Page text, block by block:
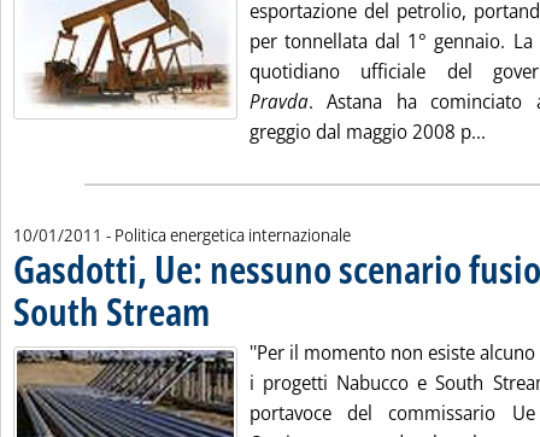
esportazione del petrolio,
per tonnellata dal 1° gennaio.
quotidiano ufficiale del
Pravda. Astana ha cominciato
greggio dal maggio 2008 p...
10/01/2011 - Politica energetica internazionale
Gasdotti, Ue: nessuno scenario
South Stream
''Per il momento non esiste
i progetti Nabucco e South
portavoce del commissario